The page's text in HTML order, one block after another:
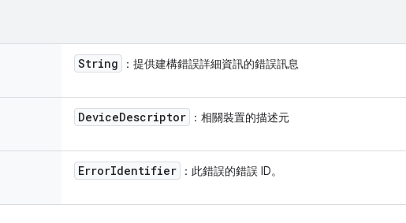
String ：提供建構錯誤詳細資訊的錯誤訊息
DeviceDescriptor ：相關裝置的描述元
ErrorIdentifier ：此錯誤的錯誤 ID。